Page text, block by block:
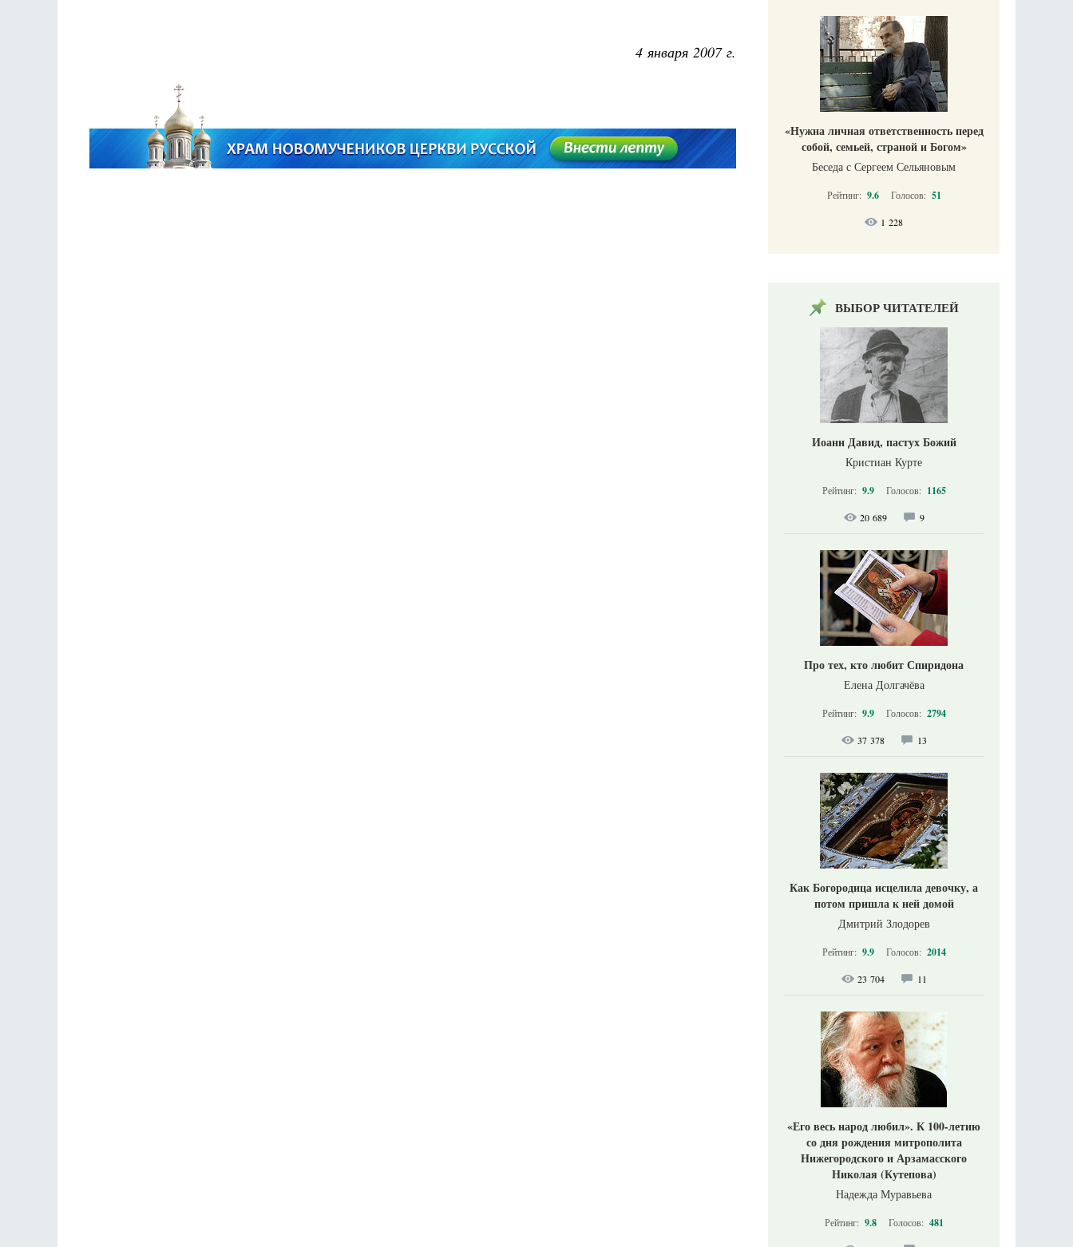
4 января 2007 г.
«Нужна личная ответственность перед
собой, семьей, страной и Богом»
Беседа с Сергеем Сельяновым
Рейтинг: 9.6 Голосов: 51
1 228
ВЫБОР ЧИТАТЕЛЕЙ
Иоанн Давид, пастух Божий
Кристиан Курте
Рейтинг: 9.9 Голосов: 1165
20 689 9
Про тех, кто любит Спиридона
Елена Долгачёва
Рейтинг: 9.9 Голосов: 2794
37 378 13
Как Богородица исцелила девочку, а
потом пришла к ней домой
Дмитрий Злодорев
Рейтинг: 9.9 Голосов: 2014
23 704 11
«Его весь народ любил». К 100-летию
со дня рождения митрополита
Нижегородского и Арзамасского
Николая (Кутепова)
Надежда Муравьева
Рейтинг: 9.8 Голосов: 481